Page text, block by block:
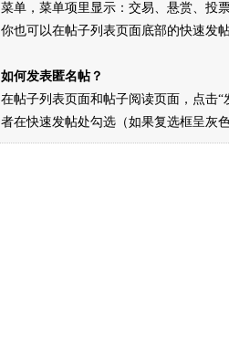
菜单，菜单项里显示：交易、悬赏、投
你也可以在帖子列表页面底部的快速发
如何发表匿名帖？
在帖子列表页面和帖子阅读页面，点击
者在快速发帖处勾选（如果复选框呈灰